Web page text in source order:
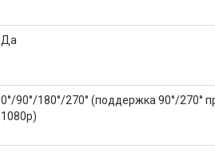
Да
0°/90°/180°/270° (поддержка 90°/270°
1080p)